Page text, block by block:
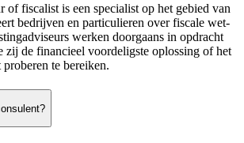
of fiscalist is een specialist op het gebied van
bedrijven en particulieren over fiscale wet-
werken doorgaans in opdracht
zij de financieel voordeligste oplossing of het
te bereiken.